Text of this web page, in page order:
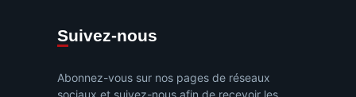
Suivez-nous
Abonnez-vous sur nos pages de réseaux
sociaux et suivez-nous afin de recevoir les